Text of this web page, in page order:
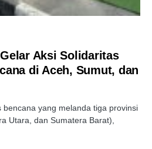
Aksi Solidaritas
di Aceh, Sumut, dan
bencana yang melanda tiga provinsi
Utara, dan Sumatera Barat),